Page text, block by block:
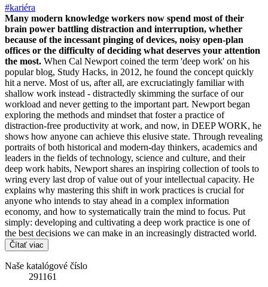
#kariéra
Many modern knowledge workers now spend most of their
brain power battling distraction and interruption, whether
because of the incessant pinging of devices, noisy open-plan
offices or the difficulty of deciding what deserves your attention
the most. When Cal Newport coined the term 'deep work' on his
popular blog, Study Hacks, in 2012, he found the concept quickly
hit a nerve. Most of us, after all, are excruciatingly familiar with
shallow work instead - distractedly skimming the surface of our
workload and never getting to the important part. Newport began
exploring the methods and mindset that foster a practice of
distraction-free productivity at work, and now, in DEEP WORK, he
shows how anyone can achieve this elusive state. Through revealing
portraits of both historical and modern-day thinkers, academics and
leaders in the fields of technology, science and culture, and their
deep work habits, Newport shares an inspiring collection of tools to
wring every last drop of value out of your intellectual capacity. He
explains why mastering this shift in work practices is crucial for
anyone who intends to stay ahead in a complex information
economy, and how to systematically train the mind to focus. Put
simply: developing and cultivating a deep work practice is one of
the best decisions we can make in an increasingly distracted world.
Čítať viac
Naše katalógové číslo
291161